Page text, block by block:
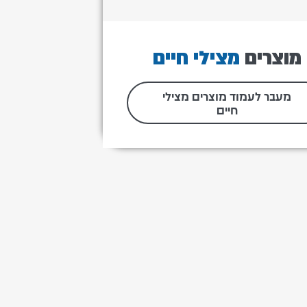
מוצרים מצילי חיים
מעבר לעמוד מוצרים מצילי
חיים